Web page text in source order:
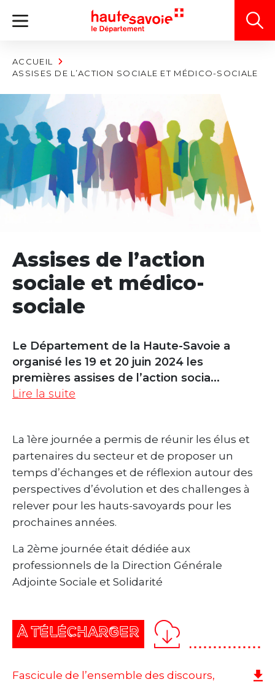
Panneau de gestion des cookies
ACCUEIL
ASSISES DE L’ACTION SOCIALE ET MÉDICO-SOCIALE
Assises de l’action
sociale et médico-
sociale
Le Département de la Haute-Savoie a
organisé les 19 et 20 juin 2024 les
premières assises de l’action socia...
Lire la suite
La 1ère journée a permis de réunir les élus et
partenaires du secteur et de proposer un
temps d’échanges et de réflexion autour des
perspectives d’évolution et des challenges à
relever pour les hauts-savoyards pour les
prochaines années.
La 2ème journée était dédiée aux
professionnels de la Direction Générale
Adjointe Sociale et Solidarité
À TÉLÉCHARGER
Fascicule de l’ensemble des discours,